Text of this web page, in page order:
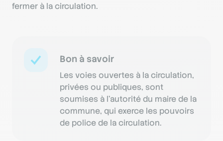
fermer à la circulation.
Bon à savoir
Les voies ouvertes à la circulation,
privées ou publiques, sont
soumises à l’autorité du maire de la
commune, qui exerce les pouvoirs
de police de la circulation.